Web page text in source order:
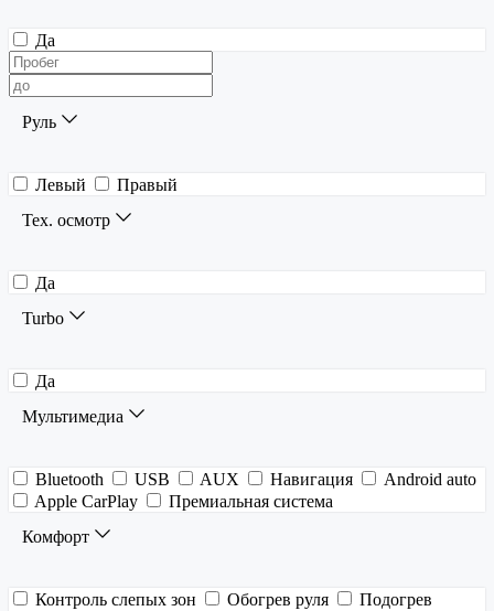
Да
Руль
Левый
Правый
Тех. осмотр
Да
Turbo
Да
Мультимедиа
Bluetooth USB AUX Навигация
Android auto
Apple CarPlay
Премиальная система
Комфорт
Контроль слепых зон Обогрев руля
Подогрев